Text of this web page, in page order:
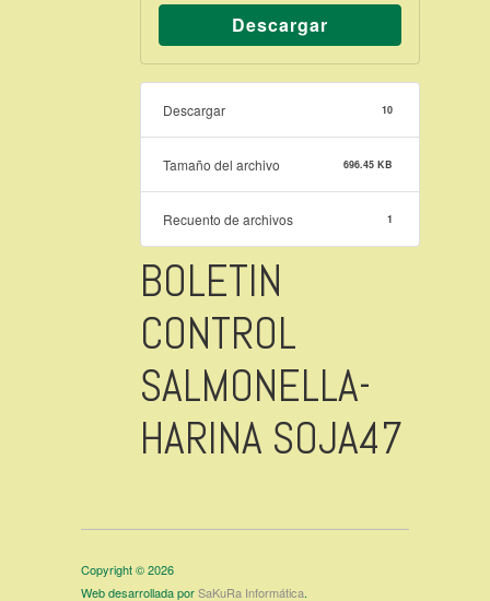
Descargar
Descargar 10
Tamaño del archivo 696.45 KB
Recuento de archivos 1
BOLETIN
CONTROL
SALMONELLA-
HARINA SOJA47
Copyright © 2026
Web desarrollada porSaKuRa Informática.